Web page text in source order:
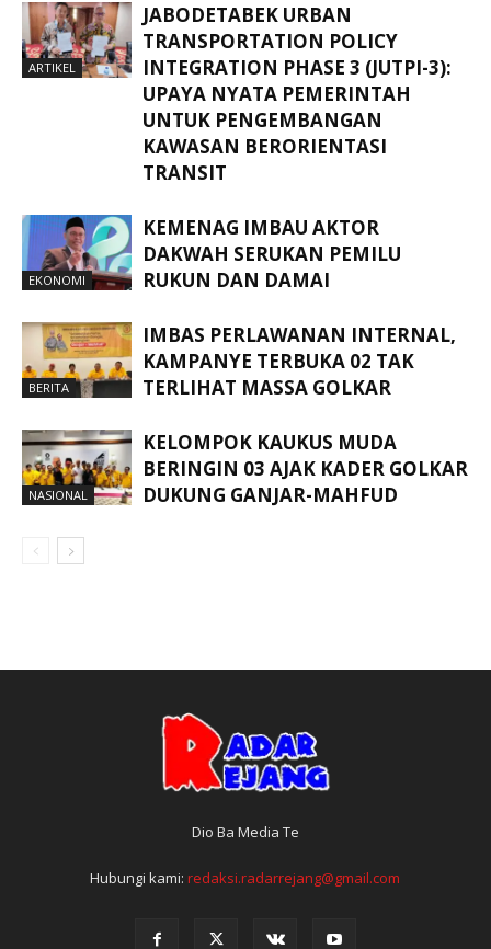
ARTIKEL
JABODETABEK URBAN
TRANSPORTATION POLICY
INTEGRATION PHASE 3 (JUTPI-3):
UPAYA NYATA PEMERINTAH
UNTUK PENGEMBANGAN
KAWASAN BERORIENTASI
TRANSIT
EKONOMI
KEMENAG IMBAU AKTOR
DAKWAH SERUKAN PEMILU
RUKUN DAN DAMAI
BERITA
IMBAS PERLAWANAN INTERNAL,
KAMPANYE TERBUKA 02 TAK
TERLIHAT MASSA GOLKAR
NASIONAL
KELOMPOK KAUKUS MUDA
BERINGIN 03 AJAK KADER GOLKAR
DUKUNG GANJAR-MAHFUD
Dio Ba Media Te
Hubungi kami:redaksi.radarrejang@gmail.com